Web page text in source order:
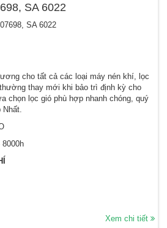
SA 6022
SA 6022
cho tất cả các loại máy nén khí, lọc
thay mới khi bảo trì định kỳ cho
chọn lọc gió phù hợp nhanh chóng, quý
Nhất.
Xem chi tiết